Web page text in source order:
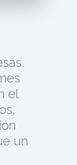
el
un